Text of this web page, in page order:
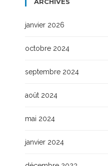
janvier 2026
octobre 2024
septembre 2024
août 2024
mai 2024
janvier 2024